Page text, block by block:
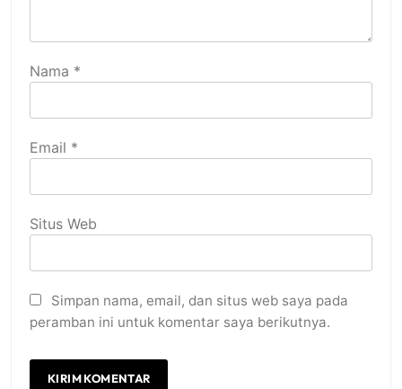
Nama *
Email *
Situs Web
Simpan nama, email, dan situs web saya pada
peramban ini untuk komentar saya berikutnya.